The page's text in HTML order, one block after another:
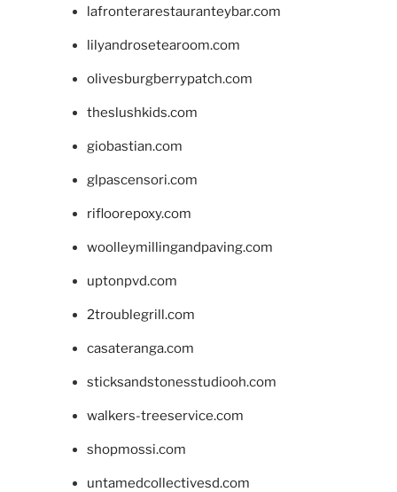
lafronterarestauranteybar.com
lilyandrosetearoom.com
olivesburgberrypatch.com
theslushkids.com
giobastian.com
glpascensori.com
rifloorepoxy.com
woolleymillingandpaving.com
uptonpvd.com
2troublegrill.com
casateranga.com
sticksandstonesstudiooh.com
walkers-treeservice.com
shopmossi.com
untamedcollectivesd.com